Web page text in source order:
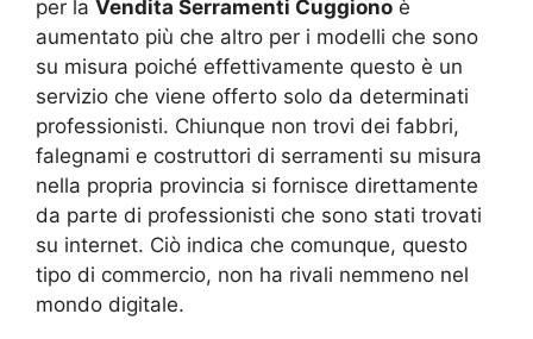
per la Vendita Serramenti Cuggiono è
aumentato più che altro per i modelli che sono
su misura poiché effettivamente questo è un
servizio che viene offerto solo da determinati
professionisti. Chiunque non trovi dei fabbri,
falegnami e costruttori di serramenti su misura
nella propria provincia si fornisce direttamente
da parte di professionisti che sono stati trovati
su internet. Ciò indica che comunque, questo
tipo di commercio, non ha rivali nemmeno nel
mondo digitale.